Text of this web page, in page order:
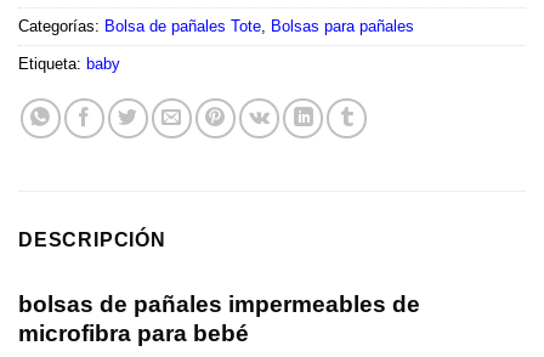
Categorías: Bolsa de pañales Tote, Bolsas para pañales
Etiqueta: baby
DESCRIPCIÓN
bolsas de pañales impermeables de
microfibra para bebé